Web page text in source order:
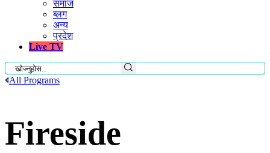
समाज
ब्लग
अन्य
प्रदेश
Live TV
All Programs
Fireside